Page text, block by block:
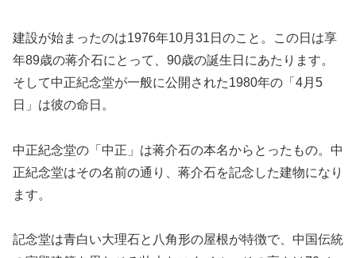
建設が始まったのは1976年10月31日のこと。この日は享
年89歳の蒋介石にとって、90歳の誕生日にあたります。
そして中正紀念堂が一般に公開された1980年の「4月5
日」は彼の命日。
中正紀念堂の「中正」は蒋介石の本名からとったもの。中
正紀念堂はその名前の通り、蒋介石を記念した建物になり
ます。
記念堂は青白い大理石と八角形の屋根が特徴で、中国伝統